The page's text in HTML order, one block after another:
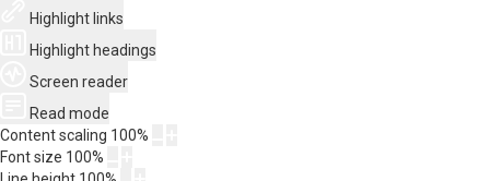
Highlight links
Highlight headings
Screen reader
Read mode
Content scaling 100%
Font size 100%